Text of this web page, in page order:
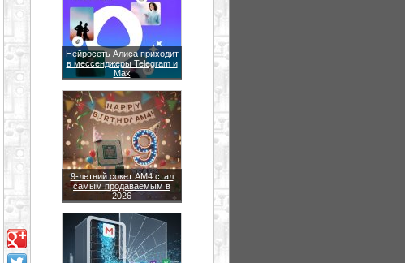
Нейросеть Алиса приходит
в мессенджеры Telegram и
Max
9-летний сокет AM4 стал
самым продаваемым в
2026